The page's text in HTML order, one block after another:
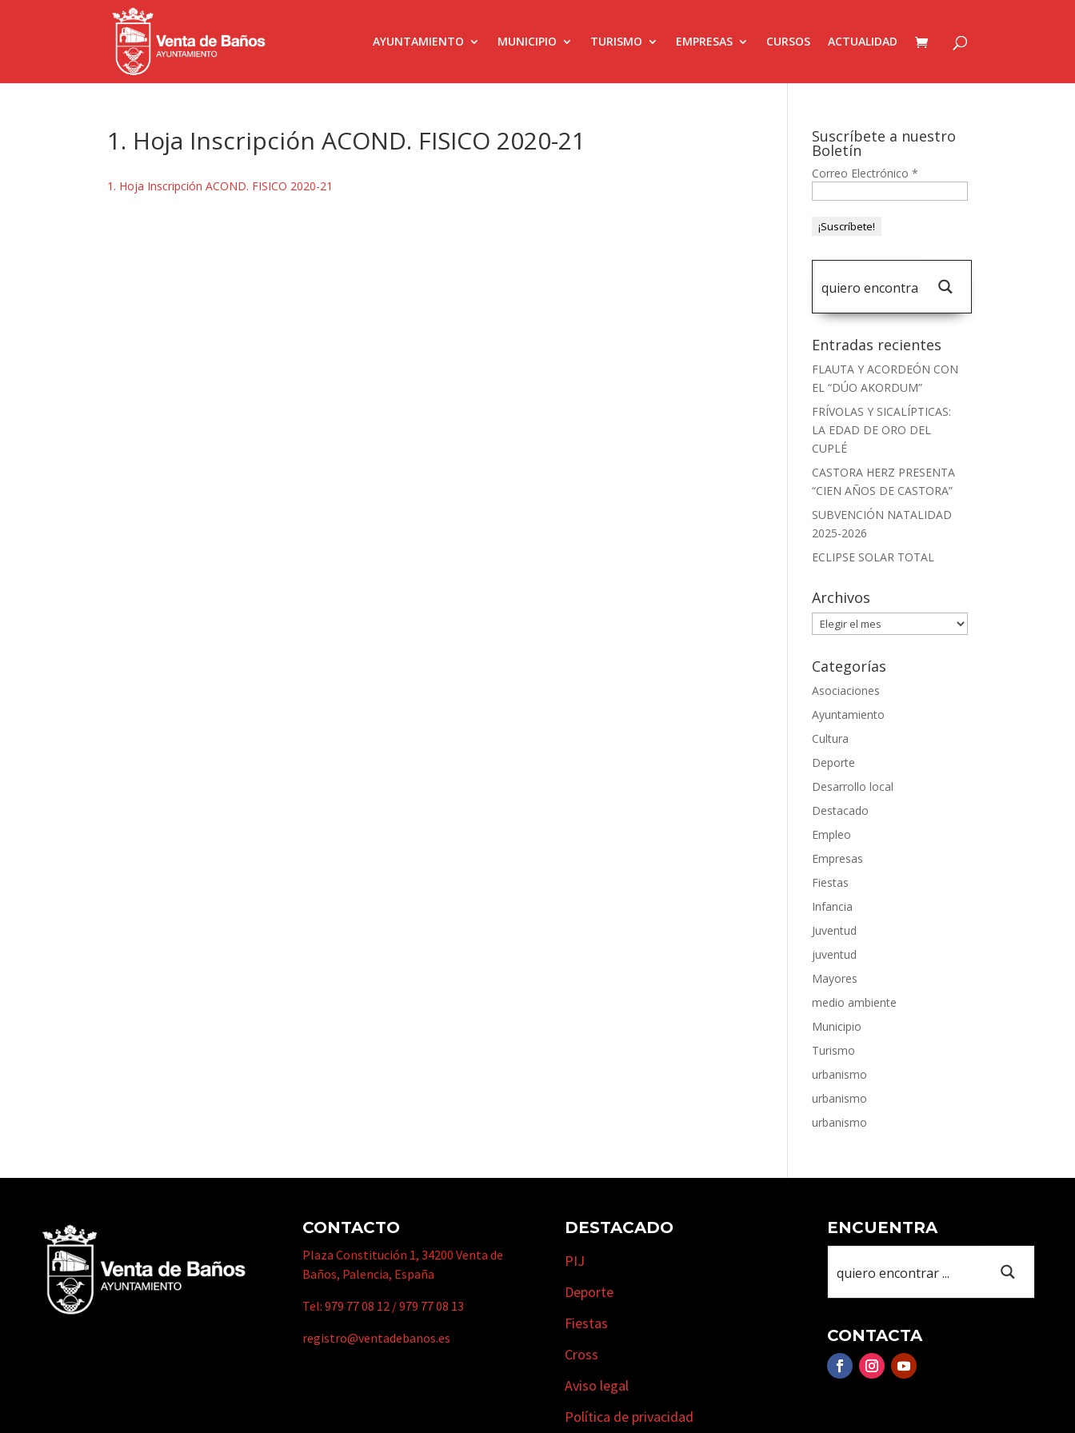
AYUNTAMIENTO MUNICIPIO TURISMO EMPRESAS CURSOS ACTUALIDAD
1. Hoja Inscripción ACOND. FISICO 2020-21
1. Hoja Inscripción ACOND. FISICO 2020-21
Suscríbete a nuestro
Boletín
Correo Electrónico*
Entradas recientes
FLAUTA Y ACORDEÓN CON
EL “DÚO AKORDUM”
FRÍVOLAS Y SICALÍPTICAS:
LA EDAD DE ORO DEL
CUPLÉ
CASTORA HERZ PRESENTA
“CIEN AÑOS DE CASTORA”
SUBVENCIÓN NATALIDAD
2025-2026
ECLIPSE SOLAR TOTAL
Archivos
Archivos
Categorías
Asociaciones
Ayuntamiento
Cultura
Deporte
Desarrollo local
Destacado
Empleo
Empresas
Fiestas
Infancia
Juventud
juventud
Mayores
medio ambiente
Municipio
Turismo
urbanismo
urbanismo
urbanismo
CONTACTO
Plaza Constitución 1, 34200 Venta de
Baños, Palencia, España
Tel:979 77 08 12 /979 77 08 13
registro@ventadebanos.es
DESTACADO
PIJ
Deporte
Fiestas
Cross
Aviso legal
Política de privacidad
ENCUENTRA
CONTACTA